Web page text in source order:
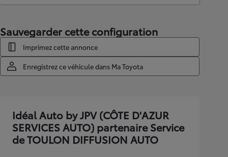
Sauvegarder cette configuration
Imprimez cette annonce
Enregistrez ce véhicule dans Ma Toyota
Idéal Auto by JPV (CÔTE D'AZUR
SERVICES AUTO) partenaire Service
de TOULON DIFFUSION AUTO